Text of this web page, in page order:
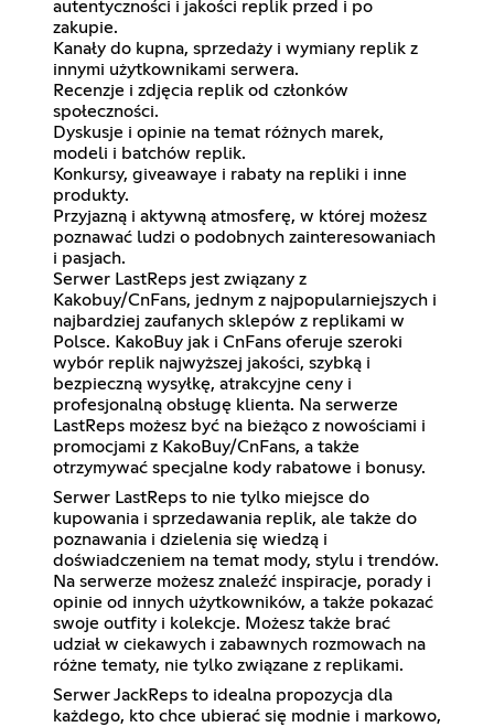
autentyczności i jakości replik przed i po
zakupie.
Kanały do kupna, sprzedaży i wymiany replik z
innymi użytkownikami serwera.
Recenzje i zdjęcia replik od członków
społeczności.
Dyskusje i opinie na temat różnych marek,
modeli i batchów replik.
Konkursy, giveawaye i rabaty na repliki i inne
produkty.
Przyjazną i aktywną atmosferę, w której możesz
poznawać ludzi o podobnych zainteresowaniach
i pasjach.
Serwer LastReps jest związany z
Kakobuy/CnFans, jednym z najpopularniejszych i
najbardziej zaufanych sklepów z replikami w
Polsce. KakoBuy jak i CnFans oferuje szeroki
wybór replik najwyższej jakości, szybką i
bezpieczną wysyłkę, atrakcyjne ceny i
profesjonalną obsługę klienta. Na serwerze
LastReps możesz być na bieżąco z nowościami i
promocjami z KakoBuy/CnFans, a także
otrzymywać specjalne kody rabatowe i bonusy.
Serwer LastReps to nie tylko miejsce do
kupowania i sprzedawania replik, ale także do
poznawania i dzielenia się wiedzą i
doświadczeniem na temat mody, stylu i trendów.
Na serwerze możesz znaleźć inspiracje, porady i
opinie od innych użytkowników, a także pokazać
swoje outfity i kolekcje. Możesz także brać
udział w ciekawych i zabawnych rozmowach na
różne tematy, nie tylko związane z replikami.
Serwer JackReps to idealna propozycja dla
każdego, kto chce ubierać się modnie i markowo,